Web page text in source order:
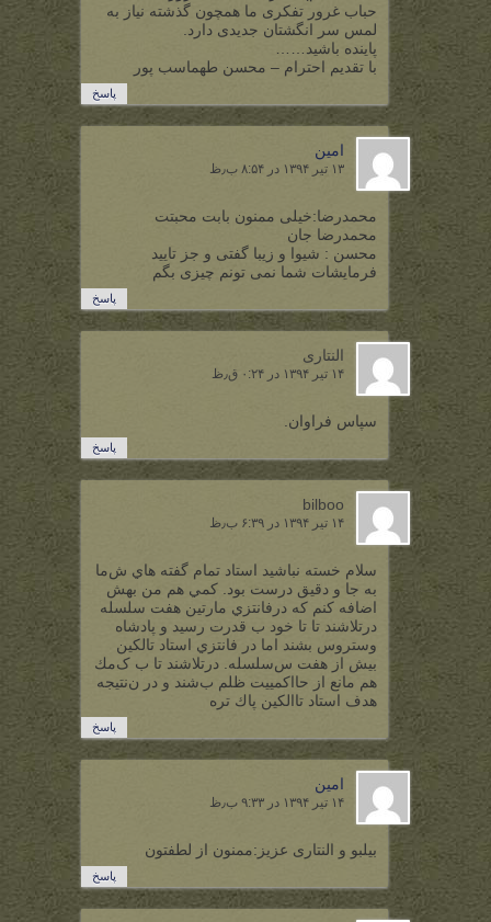
حباب غرور تفکری ما همچون گذشته نیاز به
لمس سر انگشتان جدیدی دارد.
پاینده باشید……
با تقدیم احترام – محسن طهماسب پور
پاسخ
امین
۱۳ تیر ۱۳۹۴ در ۸:۵۴ ب٫ظ
محمدرضا:خیلی ممنون بابت محبتت
محمدرضا جان
محسن : شیوا و زیبا گفتی و جز تایید
فرمایشات شما نمی تونم چیزی بگم
پاسخ
النتاری
۱۴ تیر ۱۳۹۴ در ۰:۲۴ ق٫ظ
سپاس فراوان.
پاسخ
bilboo
۱۴ تیر ۱۳۹۴ در ۶:۳۹ ب٫ظ
ﺳﻼﻡ ﺧﺴﺘﻪ ﻧﺒﺎﺷﻴﺪ اﺳﺘﺎﺩ ﺗﻤﺎﻡ ﮔﻔﺘﻪ ﻫﺎﻱ شﻣﺎ
به ﺟﺎ و ﺩﻗﻴﻖ ﺩﺭﺳﺖ ﺑﻮﺩ. ﻛﻤﻲ هم ﻣﻦ ﺑﻬﺶ
اﺿﺎﻓﻪ ﻛﻨﻢ ﻛﻪ ﺩﺭﻓﺎﻧﺘﺰﻱ ﻣﺎﺭﺗﻴﻦ ﻫﻔﺖ ﺳﻠﺴﻠﻪ
درﺗﻼﺷﻨﺪ ﺗﺎ ﺗﺎ ﺧﻮﺩ ب ﻗﺪﺭﺕ ﺭﺳﻴﺪ و ﭘﺎﺩﺷﺎﻩ
ﻭﺳﺘﺮﻭﺱ ﺑﺸﻨﺪ اﻣﺎ ﺩﺭ ﻓﺎﻧﺘﺰﻱ اﺳﺘﺎﺩ ﺗﺎﻟﻜﻴﻦ
ﺑﻴﺶ اﺯ ﻫﻔﺖ سﺳﻠﺴﻠﻪ. ﺩﺭﺗﻼﺷﻨﺪ ﺗﺎ ب کﻣﻚ
ﻫﻢ ﻣﺎﻧﻊ اﺯ حااﻛﻤﻴﻴﺖ ﻇﻠﻢ بﺷﻨﺪ و ﺩﺭ نﻧﺘﻴﺠﻪ
ﻫﺪﻑ اﺳﺘﺎﺩ تااﻟﻜﻴﻦ ﭘﺎﻙ ﺗﺮﻩ
پاسخ
امین
۱۴ تیر ۱۳۹۴ در ۹:۳۳ ب٫ظ
بیلبو و النتاری عزیز:ممنون از لطفتون
پاسخ